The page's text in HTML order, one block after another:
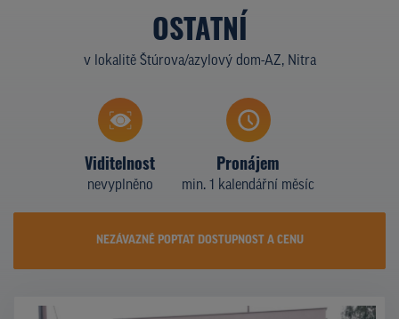
Zobrazit nosiče na mapě
DATABÁZE NOSIČŮ
PLOCHY V AKCI
TYPY NOSIČŮ
Z PRAXE
OSTATNÍ
v lokalitě Štúrova/azylový dom-AZ, Nitra
Viditelnost
nevyplněno
Pronájem
min. 1 kalendářní měsíc
NEZÁVAZNĚ POPTAT DOSTUPNOST A CENU